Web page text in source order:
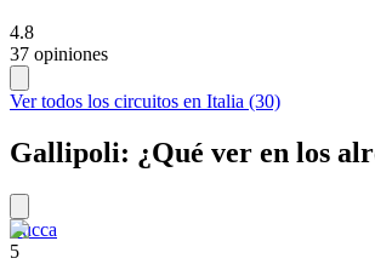
4.8
37 opiniones
Ver todos los circuitos en Italia (30)
Gallipoli: ¿Qué ver en los
Lucca
5